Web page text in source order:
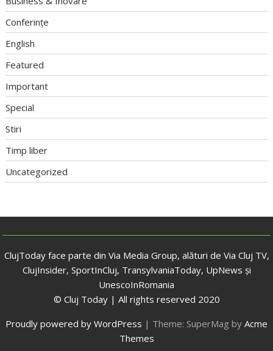
Conferințe
English
Featured
Important
Special
Stiri
Timp liber
Uncategorized
ClujToday face parte din Via Media Group, alături de Via Cluj TV,
ClujInsider, SportInCluj, TransylvaniaToday, UpNews și
UnescoInRomania
© Cluj Today | All rights reserved 2020
Proudly powered by WordPress | Theme: SuperMag by Acme
Themes